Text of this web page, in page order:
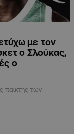
με τον
ο Σλούκας,
ο
παίκτης των